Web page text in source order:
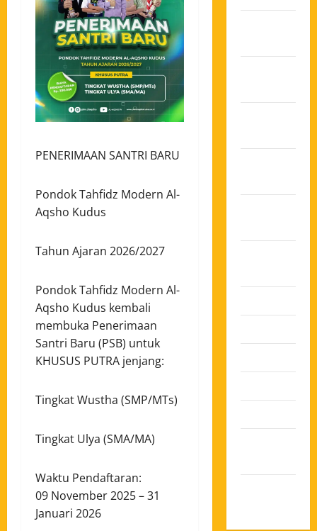
PENERIMAAN SANTRI BARU
Pondok Tahfidz Modern Al-
Aqsho Kudus
Tahun Ajaran 2026/2027
Pondok Tahfidz Modern Al-
Aqsho Kudus kembali
membuka Penerimaan
Santri Baru (PSB) untuk
KHUSUS PUTRA jenjang:
Tingkat Wustha (SMP/MTs)
Tingkat Ulya (SMA/MA)
Waktu Pendaftaran:
09 November 2025 – 31
Januari 2026